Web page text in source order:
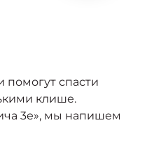
помогут спасти
клише.
3е», мы напишем